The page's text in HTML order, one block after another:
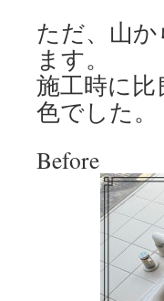
ただ、山
ます。
施工時に
色でした。
Before